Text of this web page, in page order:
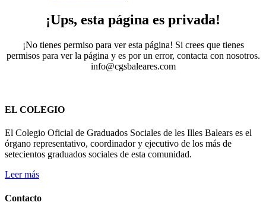
¡Ups, esta página es privada!
¡No tienes permiso para ver esta página! Si crees que tienes
permisos para ver la página y es por un error, contacta con nosotros.
info@cgsbaleares.com
EL COLEGIO
El Colegio Oficial de Graduados Sociales de les Illes Balears es el
órgano representativo, coordinador y ejecutivo de los más de
setecientos graduados sociales de esta comunidad.
Leer más
Contacto